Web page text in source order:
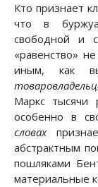
Кто признает
что в
свободной и
«равенство»
иным, как
Маркс тысячи
особенно в
словах
абстрактным
пошляками
материальные